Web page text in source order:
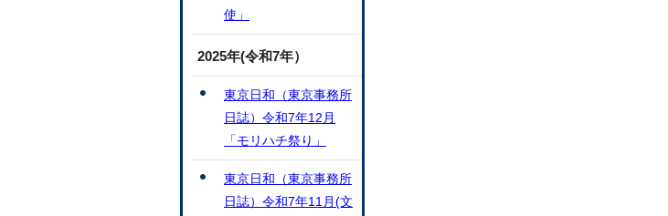
使」
2025年(令和7年）
東京日和（東京事務所
日誌）令和7年12月
「モリハチ祭り」
東京日和（東京事務所
日誌）令和7年11月(文